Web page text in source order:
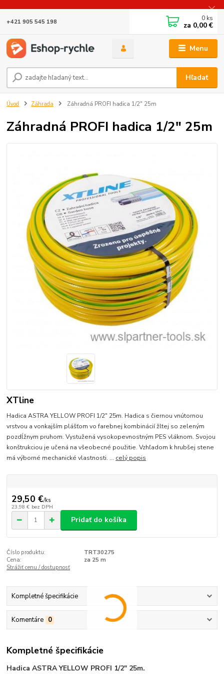
Menu
Hľadať
+421 905 545 198 0 ks
za 0,00 €
Úvod Záhrada Záhradná PROFI hadica 1/2" 25m
Záhradná PROFI hadica 1/2" 25m
XTline
Hadica ASTRA YELLOW PROFI 1/2" 25m. Hadica s čiernou vnútornou
vrstvou a vonkajším plášťom vo farebnej kombinácií žltej so zeleným
pozdĺžnym pruhom. Vystužená vysokopevnostným PES vláknom. Svojou
konštrukciou je učená na všeobecné použitie. Vzhľadom k hrubšej stene
má výborné mechanické vlastnosti. ... celý popis
29,50 €/ks
23,98 € bez DPH
Pridať do košíka
Číslo produktu:
TRT30275
Cena:
za 25 m
Strážiť cenu / dostupnosť
Kompletné špecifikácie
Komentáre 0
Kompletné špecifikácie
Hadica ASTRA YELLOW PROFI 1/2" 25m.